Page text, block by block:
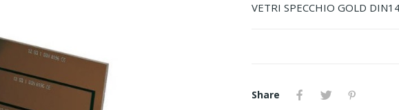
VETRI SPECCHIO GOLD
Share